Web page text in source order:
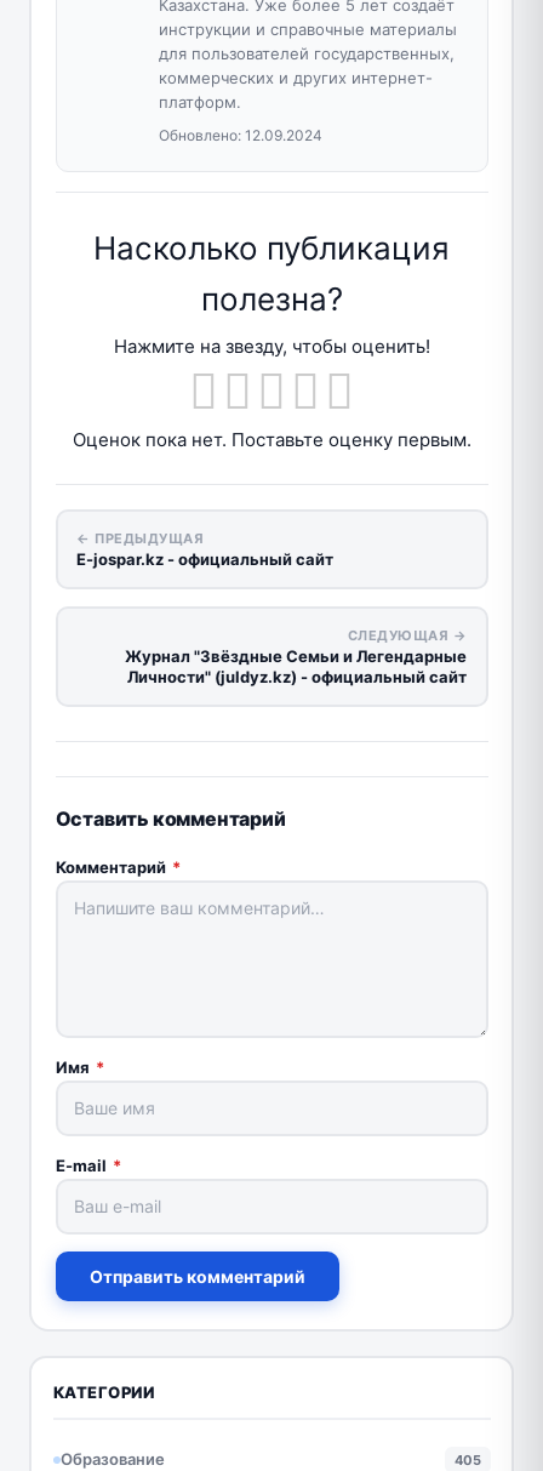
Казахстана. Уже более 5 лет создаёт
инструкции и справочные материалы
для пользователей государственных,
коммерческих и других интернет-
платформ.
Обновлено: 12.09.2024
Насколько публикация
полезна?
Нажмите на звезду, чтобы оценить!
Оценок пока нет. Поставьте оценку первым.
← ПРЕДЫДУЩАЯ
E-jospar.kz - официальный сайт
СЛЕДУЮЩАЯ →
Журнал "Звёздные Семьи и Легендарные
Личности" (juldyz.kz) - официальный сайт
Оставить комментарий
Комментарий *
Имя *
E-mail *
Отправить комментарий
КАТЕГОРИИ
Образование 405